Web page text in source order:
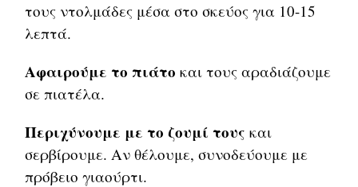
τους ντολμάδες μέσα στο σκεύος για 10-15
λεπτά.
Αφαιρούμε το πιάτο και τους αραδιάζουμε
σε πιατέλα.
Περιχύνουμε με το ζουμί τουςκαι
σερβίρουμε. Αν θέλουμε, συνοδεύουμε με
πρόβειο γιαούρτι.